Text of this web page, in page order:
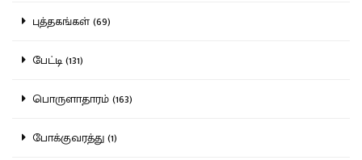
புத்தகங்கள் (69)
பேட்டி (131)
பொருளாதாரம் (163)
போக்குவரத்து (1)